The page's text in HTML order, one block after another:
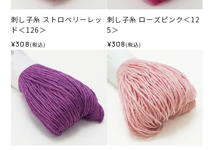
刺し子糸 ストロベリーレッ
ド＜126＞
¥308 (税込)
刺し子糸 ローズピンク＜12
5＞
¥308 (税込)